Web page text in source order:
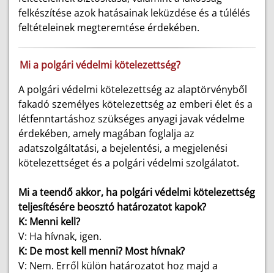
felkészítése azok hatásainak leküzdése és a túlélés
feltételeinek megteremtése érdekében.
Mi a polgári védelmi kötelezettség?
A polgári védelmi kötelezettség az alaptörvényből
fakadó személyes kötelezettség az emberi élet és a
létfenntartáshoz szükséges anyagi javak védelme
érdekében, amely magában foglalja az
adatszolgáltatási, a bejelentési, a megjelenési
kötelezettséget és a polgári védelmi szolgálatot.
Mi a teendő akkor, ha polgári védelmi kötelezettség
teljesítésére beosztó határozatot kapok?
K: Menni kell?
V: Ha hívnak, igen.
K: De most kell menni? Most hívnak?
V: Nem. Erről külön határozatot hoz majd a